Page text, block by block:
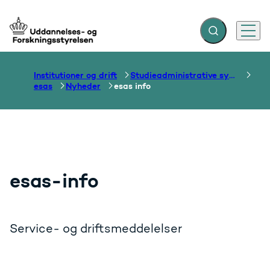
Gå til forsiden Fold søgefelt ud
Menu
Institutioner og drift
Studieadministrative systemer
esas
Nyheder esas info
esas-info
Service- og driftsmeddelelser